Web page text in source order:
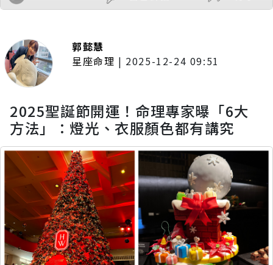
郭懿慧
星座命理 | 2025-12-24 09:51
2025聖誕節開運！命理專家曝「6大
方法」：燈光、衣服顏色都有講究